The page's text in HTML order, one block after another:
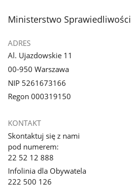
stopka
Ministerstwo Sprawiedliwości
ADRES
Al. Ujazdowskie 11
00-950 Warszawa
NIP 5261673166
Regon 000319150
KONTAKT
Skontaktuj się z nami
pod numerem:
22 52 12 888
Infolinia dla Obywatela
222 500 126